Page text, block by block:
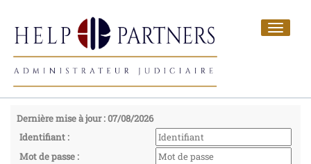
Toggle
Dernière mise à jour : 07/08/2026
Identifiant :
Mot de passe :